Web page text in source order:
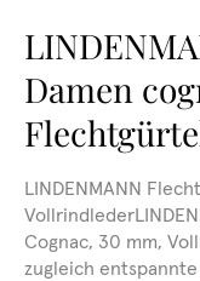
Damen
LINDENMANN
Cognac, 30 mm,
zugleich